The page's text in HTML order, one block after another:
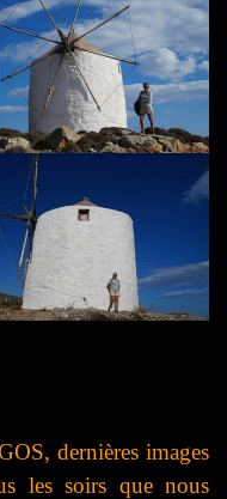
dernières images
les soirs que nous